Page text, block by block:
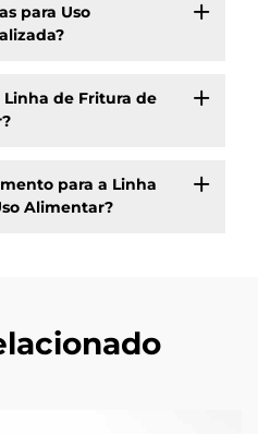
para Uso
de Fritura de
para a Linha
Alimentar?